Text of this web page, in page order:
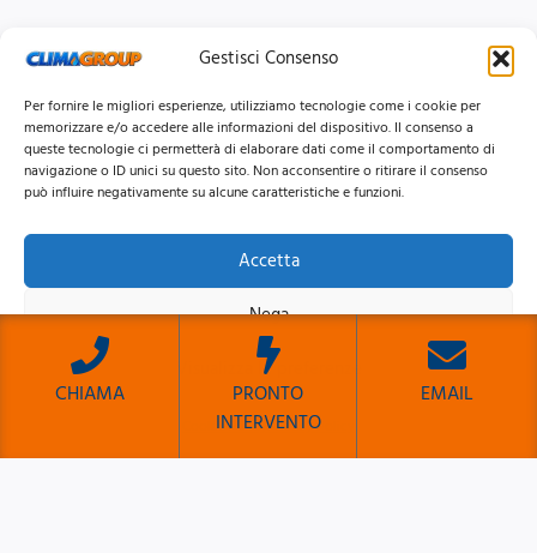
Gestisci Consenso
Per fornire le migliori esperienze, utilizziamo tecnologie come i cookie per
memorizzare e/o accedere alle informazioni del dispositivo. Il consenso a
queste tecnologie ci permetterà di elaborare dati come il comportamento di
navigazione o ID unici su questo sito. Non acconsentire o ritirare il consenso
può influire negativamente su alcune caratteristiche e funzioni.
Accetta
Nega
Visualizza le preferenze
Cookie PolicyPrivacy Policy
© 2026 Clima Group Impianti Srls P.IVA: 17771951005
Privacy
CookiePolicy | Mappa del Sito
CHIAMA
PRONTO
INTERVENTO
EMAIL